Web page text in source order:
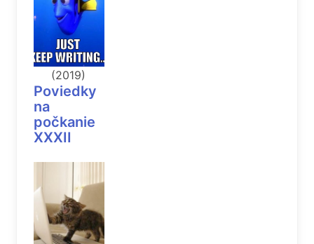
(2019)
Poviedky
na
počkanie
XXXII